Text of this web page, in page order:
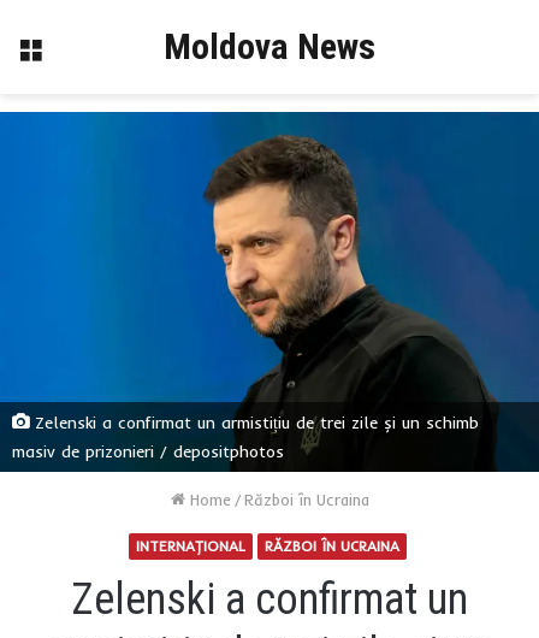
Menu Moldova News
Zelenski a confirmat un armistițiu de trei zile și un schimb
masiv de prizonieri / depositphotos
Home / Război în Ucraina
INTERNAŢIONAL RĂZBOI ÎN UCRAINA
Zelenski a confirmat un